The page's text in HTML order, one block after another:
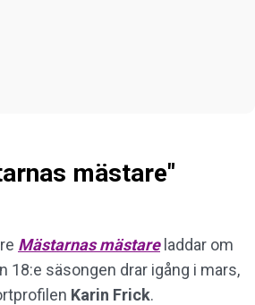
mästare"
Mästarnas mästareladdar om
säsongen drar igång i mars,
Karin Frick.